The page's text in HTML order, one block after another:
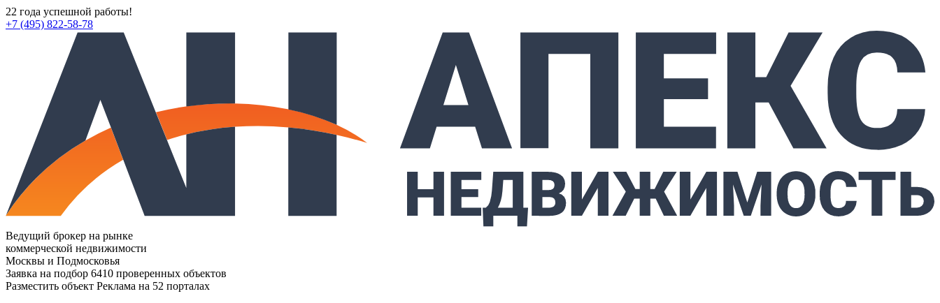
22 года успешной работы!
+7 (495) 822-58-78
Ведущий брокер на рынке
коммерческой недвижимости
Москвы и Подмосковья
Заявка на подбор 6410 проверенных объектов
Разместить объект Реклама на 52 порталах